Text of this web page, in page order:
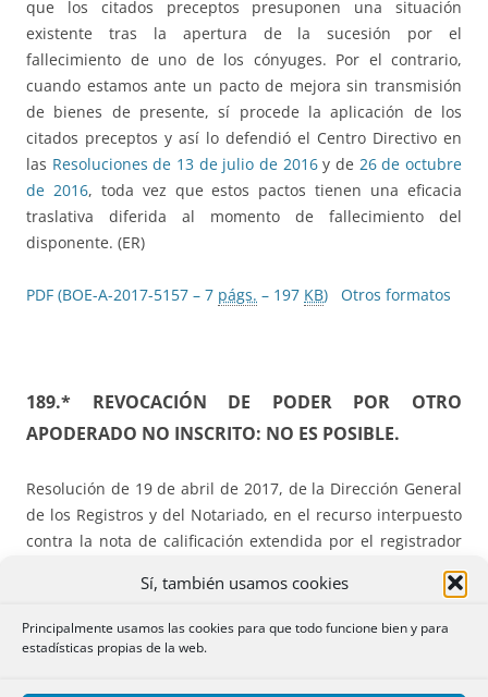
Sí, también usamos cookies
Principalmente usamos las cookies para que todo funcione bien y para
estadísticas propias de la web.
que los citados preceptos presuponen una situación
existente tras la apertura de la sucesión por el
fallecimiento de uno de los cónyuges. Por el contrario,
cuando estamos ante un pacto de mejora sin transmisión
de bienes de presente, sí procede la aplicación de los
citados preceptos y así lo defendió el Centro Directivo en
las Resoluciones de 13 de julio de 2016y de 26 de octubre
de 2016, toda vez que estos pactos tienen una eficacia
traslativa diferida al momento de fallecimiento del
disponente. (ER)
PDF (BOE-A-2017-5157 – 7 págs. – 197 KB) Otros formatos
189.* REVOCACIÓN DE PODER POR OTRO
APODERADO NO INSCRITO: NO ES POSIBLE.
Resolución de 19 de abril de 2017, de la Dirección General
de los Registros y del Notariado, en el recurso interpuesto
contra la nota de calificación extendida por el registrador
mercantil y de bienes muebles XI de Madrid, por la que se
suspende la inscripción de una escritura pública de
revocación de poder.